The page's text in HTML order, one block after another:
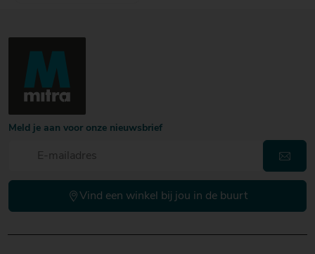
Meld je aan voor onze nieuwsbrief
Vind een winkel bij jou in de buurt